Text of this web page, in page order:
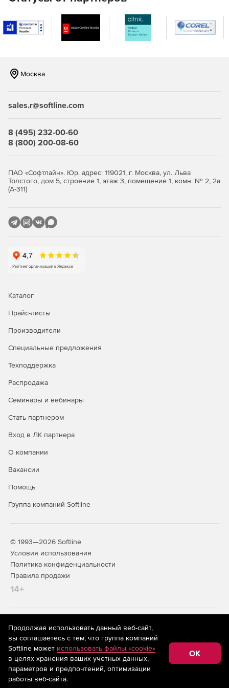
клиентов с базой знаний и форумами.
Оптимизация эффективности
Настройка своих рабочих процессов, портала клиентов,
поддержки стала действительно эффективной и удобной.
Современная безопасность данных
Freshdesk обеспечивает безопасность корпоративного
уровня с помощью функций и всестороннего аудита
сетей, систем и нормативных требований для защиты
Москва
sales.r@softline.com
8 (495) 232-00-60
8 (800) 200-08-60
ПАО «Софтлайн». Юр. адрес: 119021, г. Москва, ул. Льва
Толстого, дом 5, строение 1, этаж 3, помещение 1, комн. № 2, 2а
(А-311)
Каталог
Прайс-листы
Производители
Специальные предложения
Техподдержка
Распродажа
Семинары и вебинары
Стать партнером
Вход в ЛК партнера
О компании
Вакансии
Помощь
Группа компаний Softline
© 1993—2026 Softline
Условия использования
Политика конфиденциальности
Правила продажи
14+
На информационном ресурсе store.softline.ru применяются
рекомендательные технологии
(информационные технологии
предоставления информации на основе сбора,
систематизации и анализа сведений, относящихся к
предпочтениям пользователей сети «Интернет»,
находящихся на территории Российской Федерации)
Продолжая использовать данный веб-сайт,
вы соглашаетесь с тем, что группа компаний
Softline может использовать файлы «cookie»
в целях хранения ваших учетных данных,
параметров и предпочтений, оптимизации
работы веб-сайта.
OK